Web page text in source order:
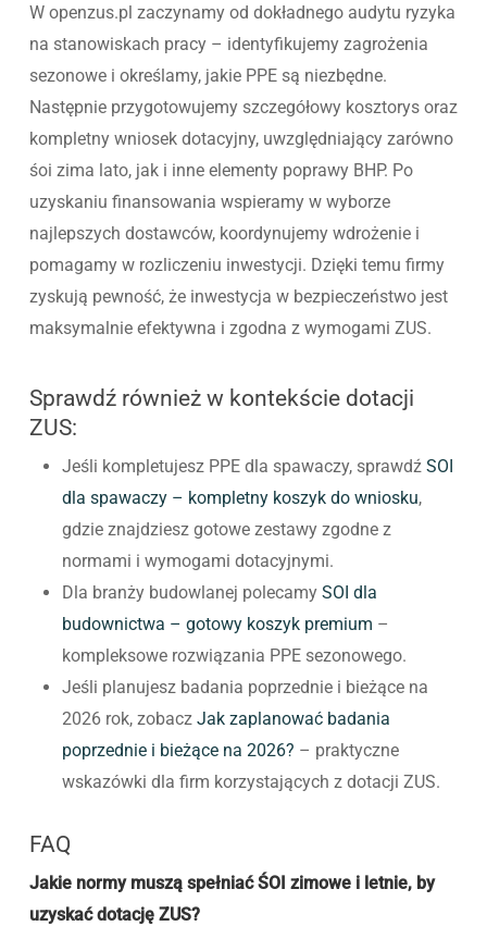
W openzus.pl zaczynamy od dokładnego audytu ryzyka
na stanowiskach pracy – identyfikujemy zagrożenia
sezonowe i określamy, jakie PPE są niezbędne.
Następnie przygotowujemy szczegółowy kosztorys oraz
kompletny wniosek dotacyjny, uwzględniający zarówno
śoi zima lato, jak i inne elementy poprawy BHP. Po
uzyskaniu finansowania wspieramy w wyborze
najlepszych dostawców, koordynujemy wdrożenie i
pomagamy w rozliczeniu inwestycji. Dzięki temu firmy
zyskują pewność, że inwestycja w bezpieczeństwo jest
maksymalnie efektywna i zgodna z wymogami ZUS.
Sprawdź również w kontekście dotacji
ZUS:
Jeśli kompletujesz PPE dla spawaczy, sprawdź SOI
dla spawaczy – kompletny koszyk do wniosku,
gdzie znajdziesz gotowe zestawy zgodne z
normami i wymogami dotacyjnymi.
Dla branży budowlanej polecamy SOI dla
budownictwa – gotowy koszyk premium –
kompleksowe rozwiązania PPE sezonowego.
Jeśli planujesz badania poprzednie i bieżące na
2026 rok, zobacz Jak zaplanować badania
poprzednie i bieżące na 2026? – praktyczne
wskazówki dla firm korzystających z dotacji ZUS.
FAQ
Jakie normy muszą spełniać ŚOI zimowe i letnie, by
uzyskać dotację ZUS?